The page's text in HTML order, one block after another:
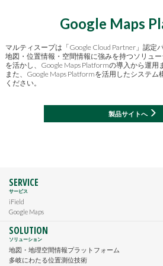
Google Maps
マルティスープは「Google Cloud Partner」認定
地図・位置情報・空間情報に強みを持つソリュ
を活かし、Google Maps Platformの導入から運用
また、Google Maps Platformを活用したシステ
ください。
製品サイトへ
SERVICE
サービス
iField
Google Maps
SOLUTION
ソリューション
地図・地理空間情報プラットフォーム
多岐にわたる位置測位技術